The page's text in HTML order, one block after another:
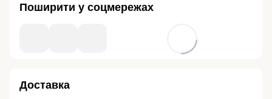
Поширити у соцмережах
Доставка